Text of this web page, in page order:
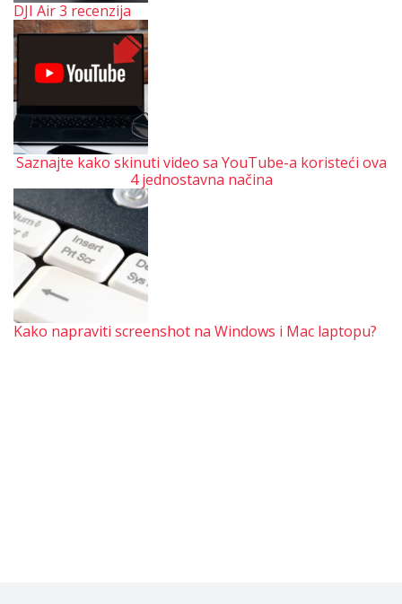
DJI Air 3 recenzija
Saznajte kako skinuti video sa YouTube-a koristeći ova
4 jednostavna načina
Kako napraviti screenshot na Windows i Mac laptopu?